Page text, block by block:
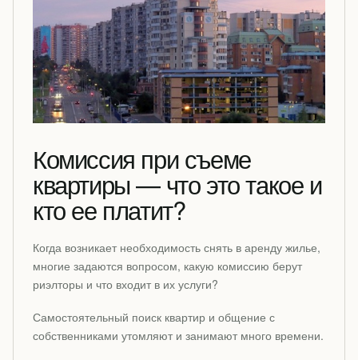
Комиссия при съеме
квартиры — что это такое и
кто ее платит?
Когда возникает необходимость снять в аренду жилье,
многие задаются вопросом, какую комиссию берут
риэлторы и что входит в их услуги?
Самостоятельный поиск квартир и общение с
собственниками утомляют и занимают много времени.